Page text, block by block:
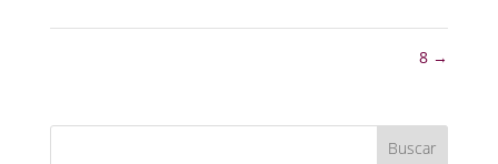
8 →